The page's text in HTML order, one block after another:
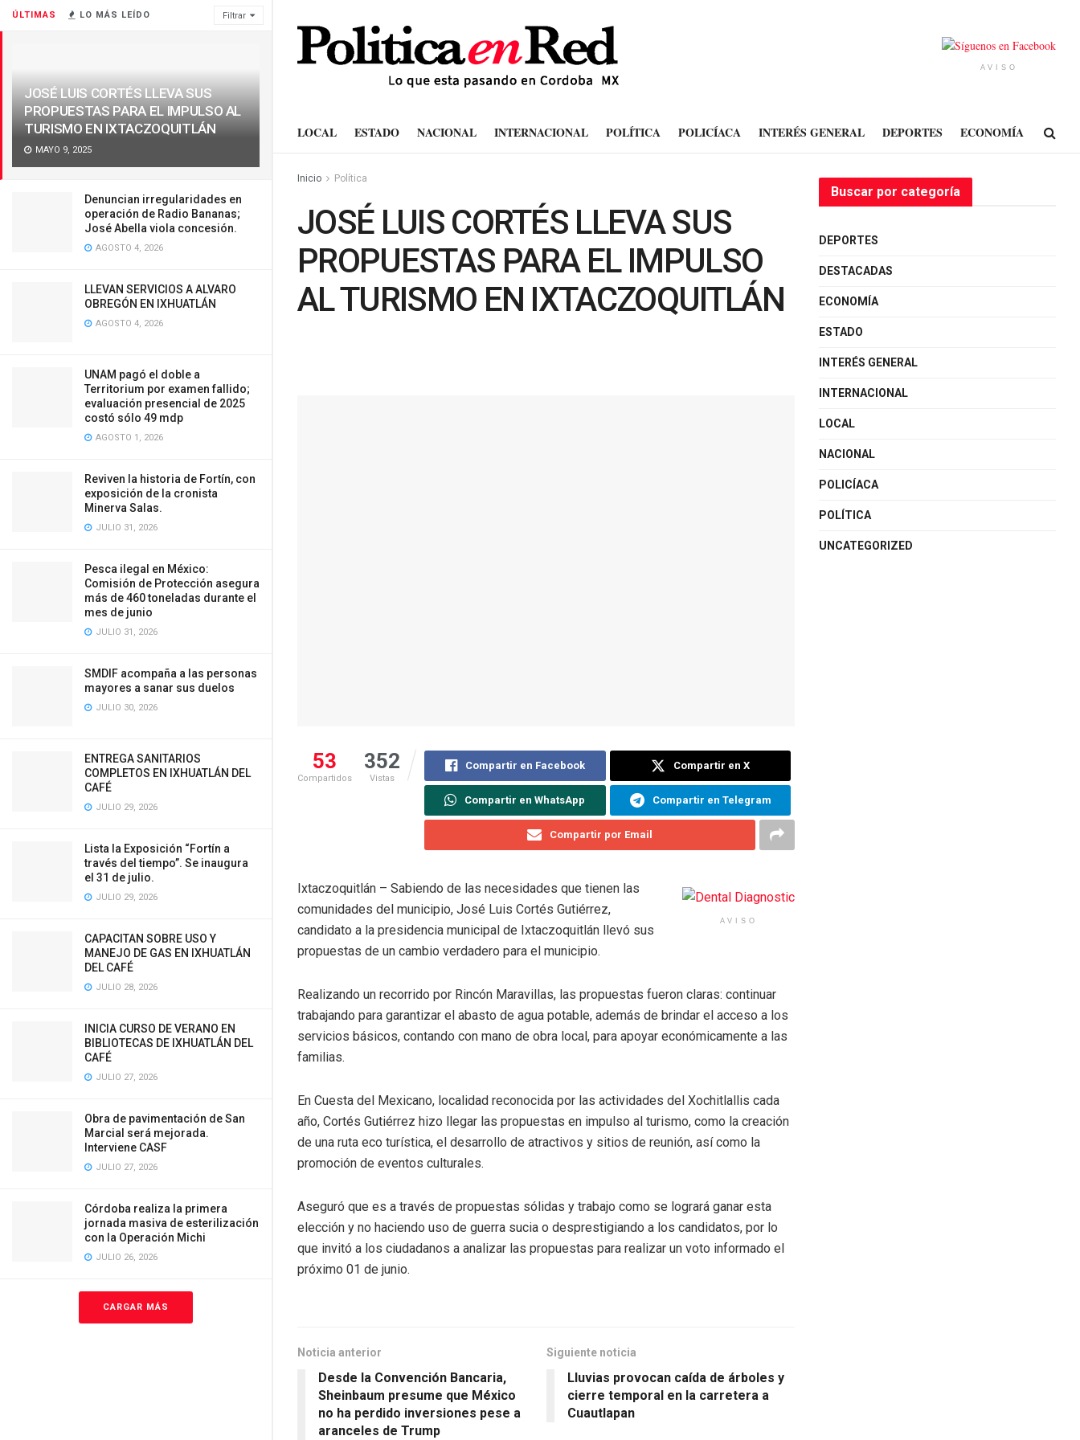
ÚLTIMAS LO MÁS LEÍDO Filtrar
JOSÉ LUIS CORTÉS LLEVA SUS
PROPUESTAS PARA EL IMPULSO AL
TURISMO EN IXTACZOQUITLÁN
MAYO 9, 2025
Denuncian irregularidades en
operación de Radio Bananas;
José Abella viola concesión.
AGOSTO 4, 2026
LLEVAN SERVICIOS A ALVARO
OBREGÓN EN IXHUATLÁN
AGOSTO 4, 2026
UNAM pagó el doble a
Territorium por examen fallido;
evaluación presencial de 2025
costó sólo 49 mdp
AGOSTO 1, 2026
Reviven la historia de Fortín, con
exposición de la cronista
Minerva Salas.
JULIO 31, 2026
Pesca ilegal en México:
Comisión de Protección asegura
más de 460 toneladas durante el
mes de junio
JULIO 31, 2026
SMDIF acompaña a las personas
mayores a sanar sus duelos
JULIO 30, 2026
ENTREGA SANITARIOS
COMPLETOS EN IXHUATLÁN DEL
CAFÉ
JULIO 29, 2026
Lista la Exposición “Fortín a
través del tiempo”. Se inaugura
el 31 de julio.
JULIO 29, 2026
CAPACITAN SOBRE USO Y
MANEJO DE GAS EN IXHUATLÁN
DEL CAFÉ
JULIO 28, 2026
INICIA CURSO DE VERANO EN
BIBLIOTECAS DE IXHUATLÁN DEL
CAFÉ
JULIO 27, 2026
Obra de pavimentación de San
Marcial será mejorada.
Interviene CASF
JULIO 27, 2026
Córdoba realiza la primera
jornada masiva de esterilización
con la Operación Michi
JULIO 26, 2026
CARGAR MÁS
AVISO
LOCAL ESTADO NACIONAL INTERNACIONAL POLÍTICA POLICÍACA INTERÉS GENERAL DEPORTES ECONOMÍA
Inicio Política
JOSÉ LUIS CORTÉS LLEVA SUS
PROPUESTAS PARA EL IMPULSO
AL TURISMO EN IXTACZOQUITLÁN
53
Compartidos
352
Vistas
Compartir en Facebook Compartir en X
Compartir en WhatsApp Compartir en Telegram
Compartir por Email
AVISO
Ixtaczoquitlán – Sabiendo de las necesidades que tienen las
comunidades del municipio, José Luis Cortés Gutiérrez,
candidato a la presidencia municipal de Ixtaczoquitlán llevó sus
propuestas de un cambio verdadero para el municipio.
Realizando un recorrido por Rincón Maravillas, las propuestas fueron claras: continuar
trabajando para garantizar el abasto de agua potable, además de brindar el acceso a los
servicios básicos, contando con mano de obra local, para apoyar económicamente a las
familias.
En Cuesta del Mexicano, localidad reconocida por las actividades del Xochitlallis cada
año, Cortés Gutiérrez hizo llegar las propuestas en impulso al turismo, como la creación
de una ruta eco turística, el desarrollo de atractivos y sitios de reunión, así como la
promoción de eventos culturales.
Aseguró que es a través de propuestas sólidas y trabajo como se logrará ganar esta
elección y no haciendo uso de guerra sucia o desprestigiando a los candidatos, por lo
que invitó a los ciudadanos a analizar las propuestas para realizar un voto informado el
próximo 01 de junio.
Noticia anterior
Desde la Convención Bancaria,
Sheinbaum presume que México
no ha perdido inversiones pese a
aranceles de Trump
Siguiente noticia
Lluvias provocan caída de árboles y
cierre temporal en la carretera a
Cuautlapan
Buscar por categoría
DEPORTES
DESTACADAS
ECONOMÍA
ESTADO
INTERÉS GENERAL
INTERNACIONAL
LOCAL
NACIONAL
POLICÍACA
POLÍTICA
UNCATEGORIZED